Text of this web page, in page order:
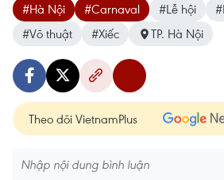
#Hà Nội #Carnaval #Lễ hội
#Võ thuật
#Xiếc TP. Hà Nội
Theo dõi VietnamPlus